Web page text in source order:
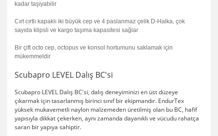
kadar taşıyabilir
Cırt cırtlı kapaklı iki büyük cep ve 4 paslanmaz çelik D-Halka, çok
sayıda klipsli ve kargo taşıma kapasitesi sağlar
Bir çift octo cep, octopus ve konsol hortumunu saklamak için
mükemmeldir
Scubapro LEVEL Dalış BC'si
Scubapro LEVEL Dalış BC'si, dalış deneyiminizi en üst düzeye
çıkarmak için tasarlanmış birinci sınıf bir ekipmandır. EndurTex
yüksek mukavemetli naylon malzemeden üretilmiş olan bu BC, hafif
yapısıyla dikkat çekerken, aynı zamanda dayanıklı ve vücudu rahatça
saran bir yapıya sahiptir.